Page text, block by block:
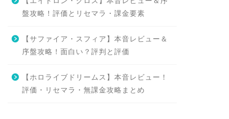
盤攻略！評価とリセマラ・課金要素
【サファイア・スフィア】本音レビュー＆
序盤攻略！面白い？評判と評価
【ホロライブドリームス】本音レビュー！
評価・リセマラ・無課金攻略まとめ